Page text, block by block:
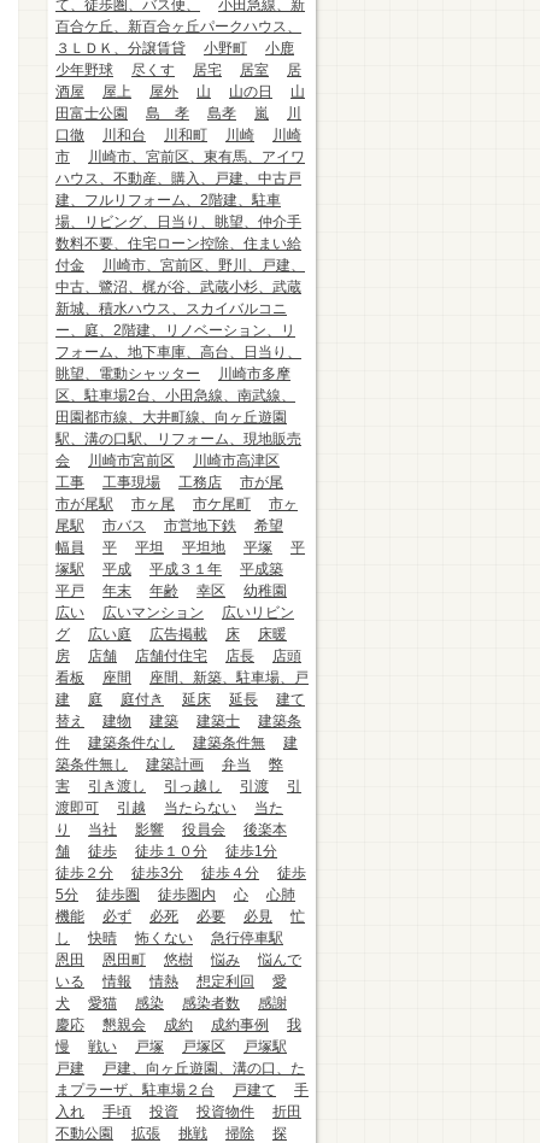
て、徒歩圏、バス便、
小田急線、新
百合ケ丘、新百合ヶ丘パークハウス、
３ＬＤＫ、分譲賃貸
小野町
小鹿
少年野球
尽くす 居宅 居室
居
酒屋
屋上 屋外 山 山の日
山
田富士公園
島 孝 島孝 嵐
川
口徹
川和台 川和町 川崎
川崎
市
川崎市、宮前区、東有馬、アイワ
ハウス、不動産、購入、戸建、中古戸
建、フルリフォーム、2階建、駐車
場、リビング、日当り、眺望、仲介手
数料不要、住宅ローン控除、住まい給
付金
川崎市、宮前区、野川、戸建、
中古、鷺沼、梶が谷、武蔵小杉、武蔵
新城、積水ハウス、スカイバルコニ
ー、庭、2階建、リノベーション、リ
フォーム、地下車庫、高台、日当り、
眺望、電動シャッター
川崎市多摩
区、駐車場2台、小田急線、南武線、
田園都市線、大井町線、向ヶ丘遊園
駅、溝の口駅、リフォーム、現地販売
会
川崎市宮前区
川崎市高津区
工事
工事現場 工務店
市が尾
市が尾駅
市ヶ尾 市ケ尾町
市ヶ
尾駅
市バス 市営地下鉄
希望
幅員
平 平坦 平坦地 平塚
平
塚駅
平成 平成３１年
平成築
平戸
年末 年齢 幸区
幼稚園
広い
広いマンション
広いリビン
グ
広い庭 広告掲載 床
床暖
房
店舗 店舗付住宅 店長
店頭
看板
座間
座間、新築、駐車場、戸
建
庭 庭付き 延床 延長
建て
替え
建物 建築 建築士
建築条
件
建築条件なし 建築条件無
建
築条件無し
建築計画 弁当
弊
害
引き渡し 引っ越し 引渡
引
渡即可
引越 当たらない
当た
り
当社 影響 役員会
後楽本
舗
徒歩 徒歩１０分
徒歩1分
徒歩２分
徒歩3分 徒歩４分
徒歩
5分
徒歩圏 徒歩圏内 心
心肺
機能
必ず 必死 必要 必見
忙
し
快晴 怖くない
急行停車駅
恩田
恩田町 悠樹 悩み
悩んで
いる
情報 情熱 想定利回
愛
犬
愛猫 感染 感染者数
感謝
慶応
懇親会 成約 成約事例
我
慢
戦い 戸塚 戸塚区
戸塚駅
戸建
戸建、向ヶ丘遊園、溝の口、た
まプラーザ、駐車場２台
戸建て
手
入れ
手頃 投資 投資物件
折田
不動公園
拡張 挑戦 掃除
探